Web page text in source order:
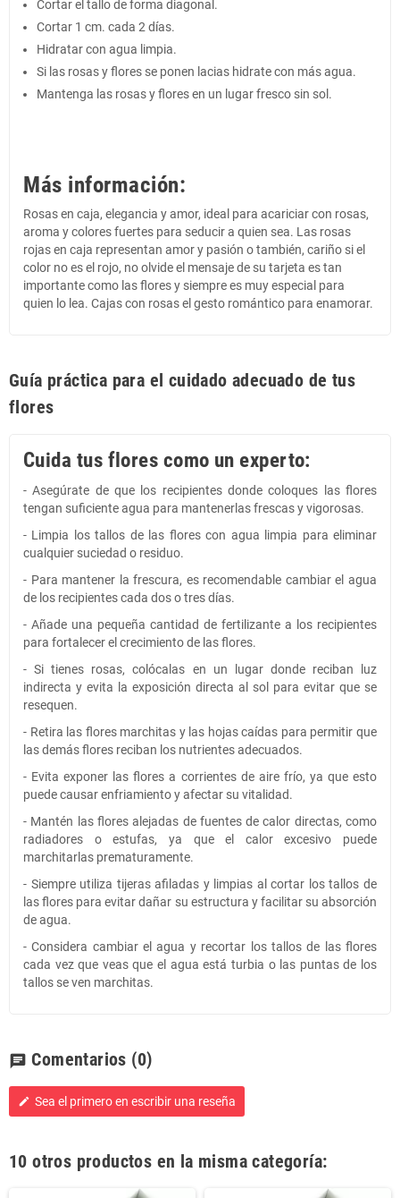
Cortar el tallo de forma diagonal.
Cortar 1 cm. cada 2 días.
Hidratar con agua limpia.
Si las rosas y flores se ponen lacias hidrate con más agua.
Mantenga las rosas y flores en un lugar fresco sin sol.
Más información:
Rosas en caja, elegancia y amor, ideal para acariciar con rosas,
aroma y colores fuertes para seducir a quien sea. Las rosas
rojas en caja representan amor y pasión o también, cariño si el
color no es el rojo, no olvide el mensaje de su tarjeta es tan
importante como las flores y siempre es muy especial para
quien lo lea. Cajas con rosas el gesto romántico para enamorar.
Guía práctica para el cuidado adecuado de tus
flores
Cuida tus flores como un experto:
- Asegúrate de que los recipientes donde coloques las flores
tengan suficiente agua para mantenerlas frescas y vigorosas.
- Limpia los tallos de las flores con agua limpia para eliminar
cualquier suciedad o residuo.
- Para mantener la frescura, es recomendable cambiar el agua
de los recipientes cada dos o tres días.
- Añade una pequeña cantidad de fertilizante a los recipientes
para fortalecer el crecimiento de las flores.
- Si tienes rosas, colócalas en un lugar donde reciban luz
indirecta y evita la exposición directa al sol para evitar que se
resequen.
- Retira las flores marchitas y las hojas caídas para permitir que
las demás flores reciban los nutrientes adecuados.
- Evita exponer las flores a corrientes de aire frío, ya que esto
puede causar enfriamiento y afectar su vitalidad.
- Mantén las flores alejadas de fuentes de calor directas, como
radiadores o estufas, ya que el calor excesivo puede
marchitarlas prematuramente.
- Siempre utiliza tijeras afiladas y limpias al cortar los tallos de
las flores para evitar dañar su estructura y facilitar su absorción
de agua.
- Considera cambiar el agua y recortar los tallos de las flores
cada vez que veas que el agua está turbia o las puntas de los
tallos se ven marchitas.
chat Comentarios (0)
edit Sea el primero en escribir una reseña
10 otros productos en la misma categoría: